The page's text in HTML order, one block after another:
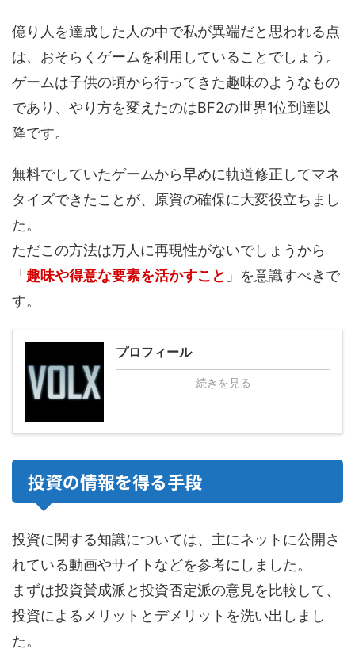
億り人を達成した人の中で私が異端だと思われる点
は、おそらくゲームを利用していることでしょう。
ゲームは子供の頃から行ってきた趣味のようなもの
であり、やり方を変えたのはBF2の世界1位到達以
降です。
無料でしていたゲームから早めに軌道修正してマネ
タイズできたことが、原資の確保に大変役立ちまし
た。
ただこの方法は万人に再現性がないでしょうから
「 趣味や得意な要素を活かすこと 」を意識すべきで
す。
プロフィール
続きを見る
投資の情報を得る手段
投資に関する知識については、主にネットに公開さ
れている動画やサイトなどを参考にしました。
まずは投資賛成派と投資否定派の意見を比較して、
投資によるメリットとデメリットを洗い出しまし
た。